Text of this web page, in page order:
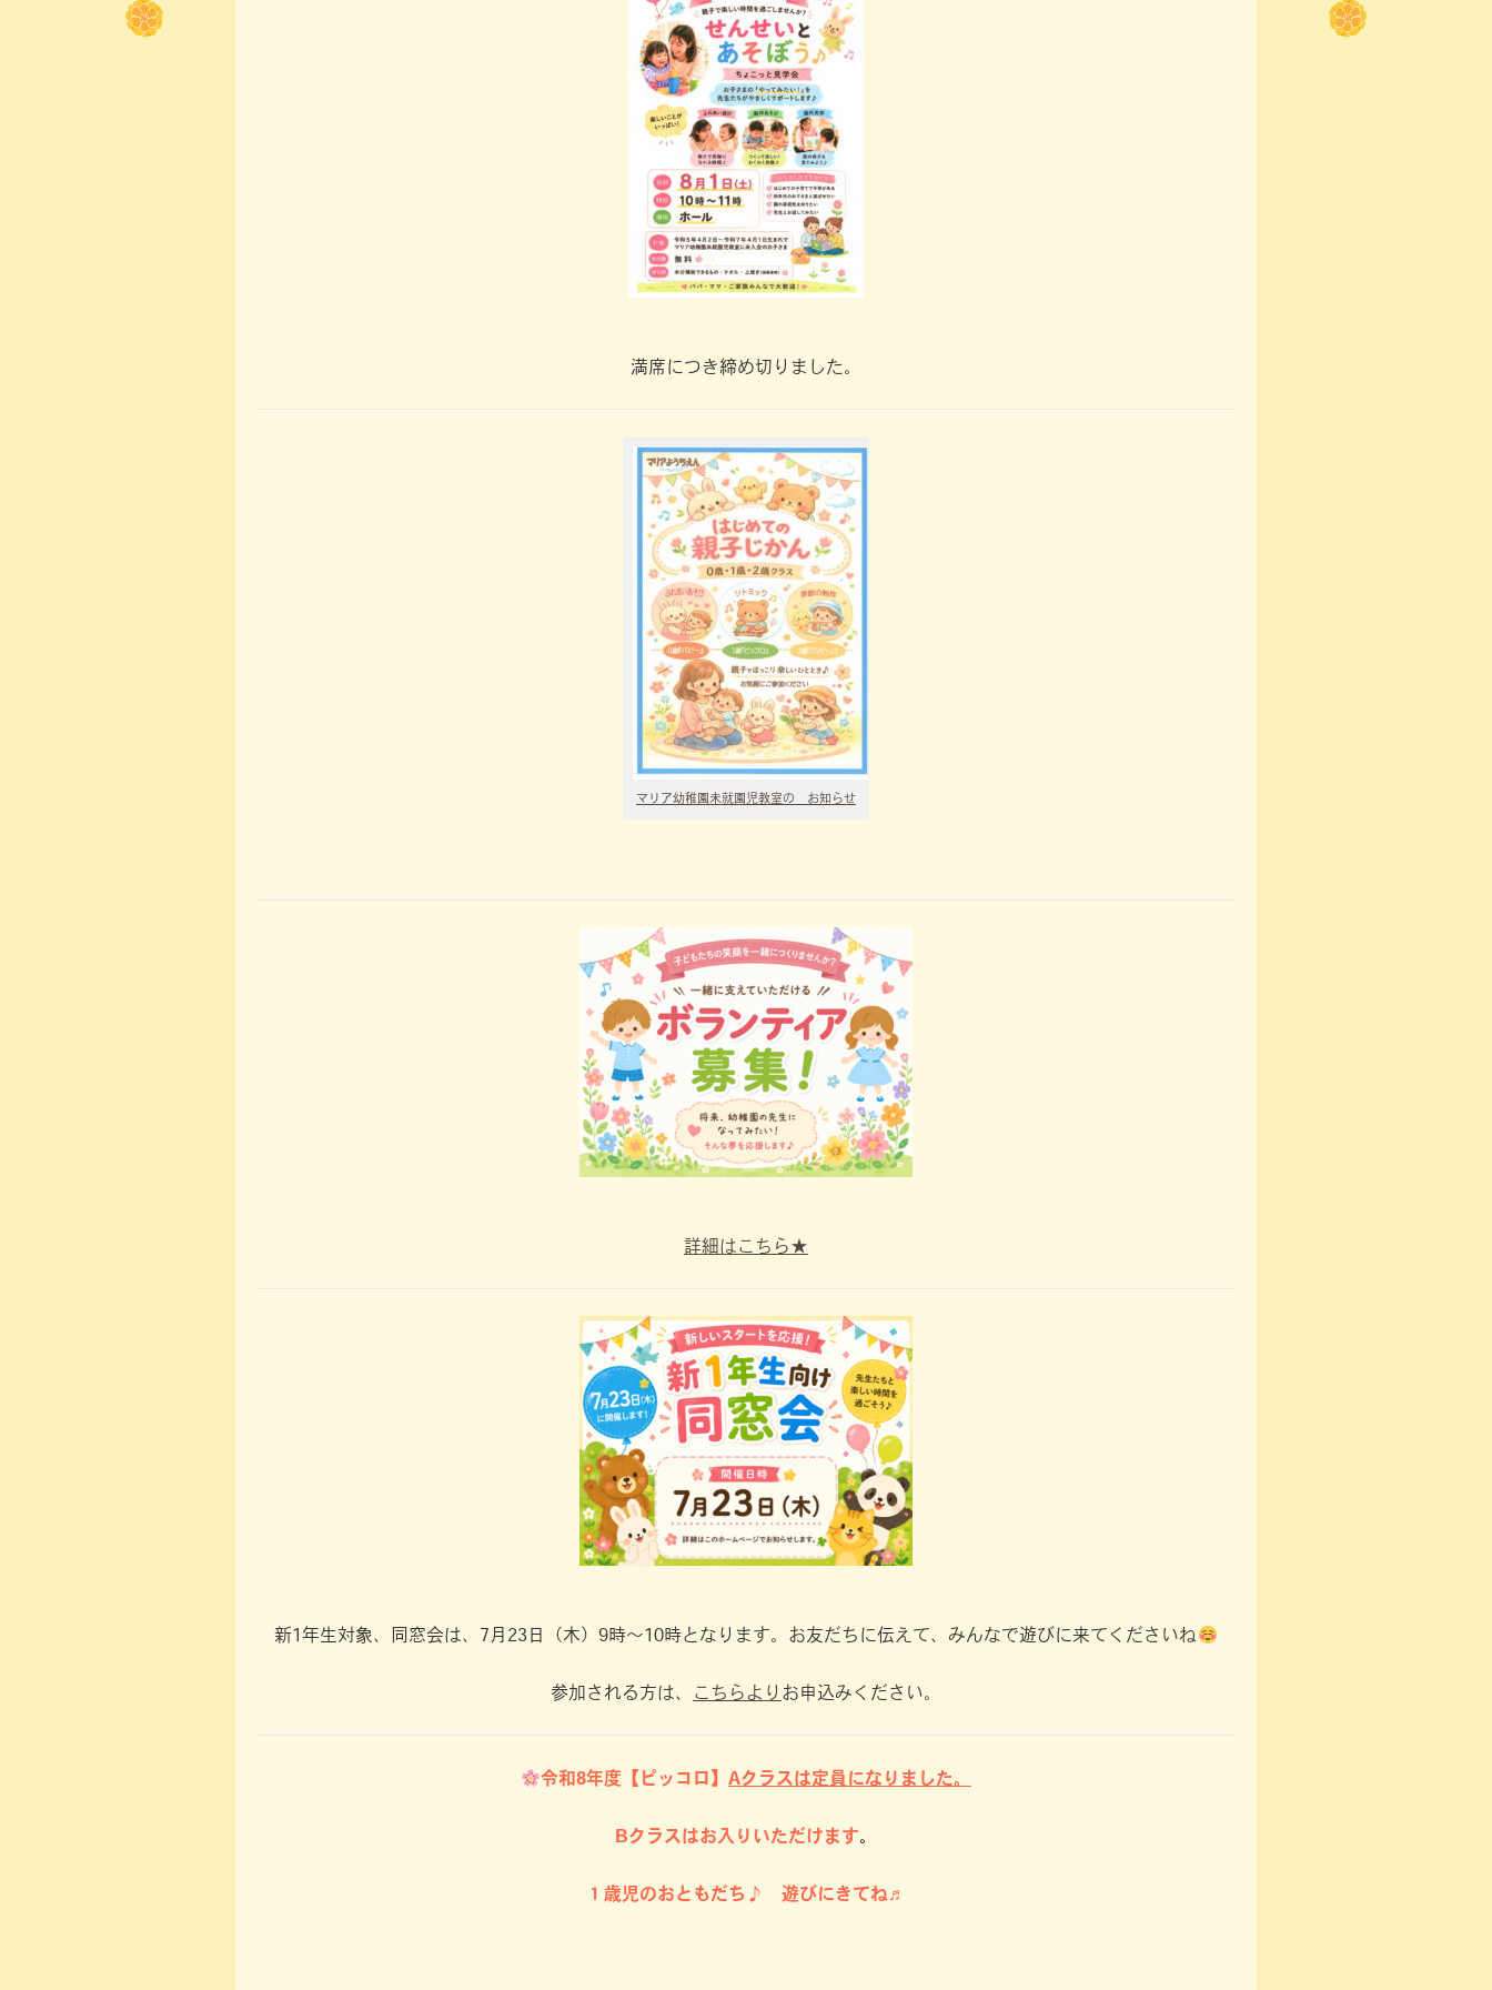
満席につき締め切りました。
マリア幼稚園未就園児教室の お知らせ
詳細はこちら★
新1年生対象、同窓会は、7月23日（木）9時〜10時となります。お友だちに伝えて、みんなで遊びに来てくださいね
参加される方は、 こちらより お申込みください。
令和8年度【ピッコロ】 Aクラスは定員になりました。
Bクラスはお入りいただけます。
１歳児のおともだち♪ 遊びにきてね♬